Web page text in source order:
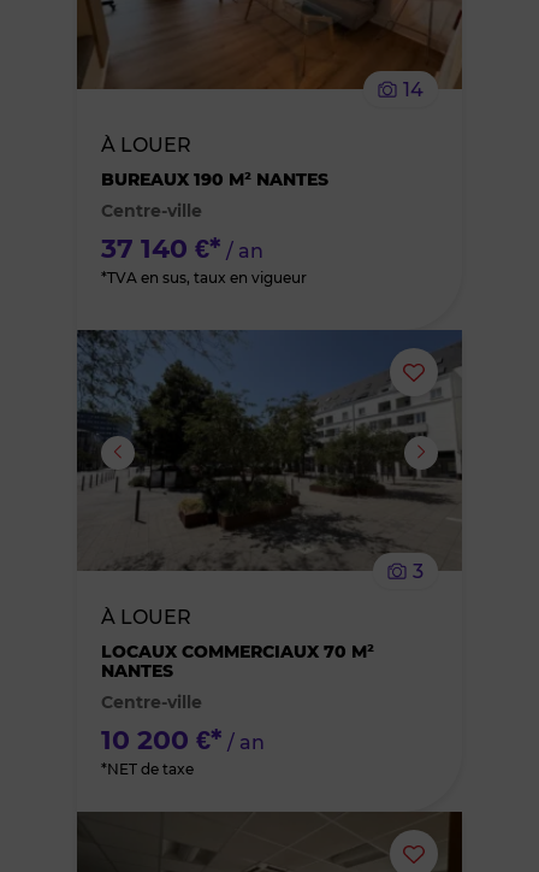
le
14
À LOUER
BUREAUX 190 M² NANTES
Centre-ville
37 140 €* / an
*TVA en sus, taux en vigueur
Ajouter
ou
supprimer
3
À LOUER
LOCAUX COMMERCIAUX 70 M²
NANTES
Centre-ville
10 200 €* / an
*NET de taxe
Ajouter